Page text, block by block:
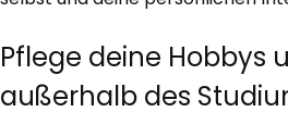
Pflege deine Hobbys
außerhalb des